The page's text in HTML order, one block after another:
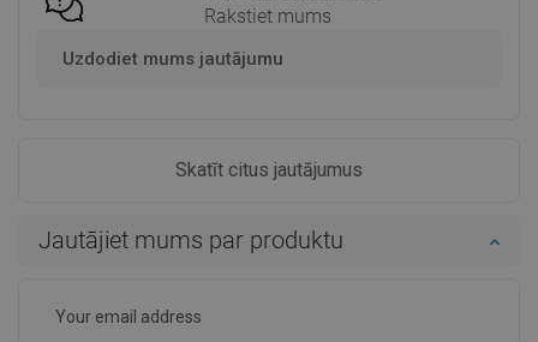
Rakstiet mums
Uzdodiet mums jautājumu
Skatīt citus jautājumus
Jautājiet mums par produktu